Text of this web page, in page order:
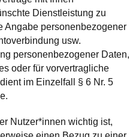
Dienstleistung zu
Angabe personenbezogener
usw.
personenbezogener Daten,
oder für vorvertragliche
im Einzelfall § 6 Nr. 5
Nutzer*innen wichtig ist,